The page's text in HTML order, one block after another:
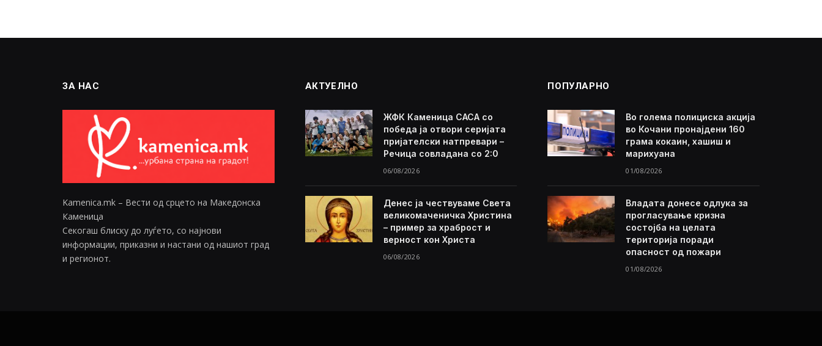
ЗА НАС
Kamenica.mk – Вести од срцето на Македонска
Каменица
Секогаш блиску до луѓето, со најнови
информации, приказни и настани од нашиот град
и регионот.
АКТУЕЛНО
ЖФК Каменица САСА со
победа ја отвори серијата
пријателски натпревари –
Речица совладана со 2:0
06/08/2026
Денес ја чествуваме Света
великомаченичка Христина
– пример за храброст и
верност кон Христа
06/08/2026
ПОПУЛАРНО
Во голема полициска акција
во Кочани пронајдени 160
грама кокаин, хашиш и
марихуана
01/08/2026
Владата донесе одлука за
прогласување кризна
состојба на целата
територија поради
опасност од пожари
01/08/2026